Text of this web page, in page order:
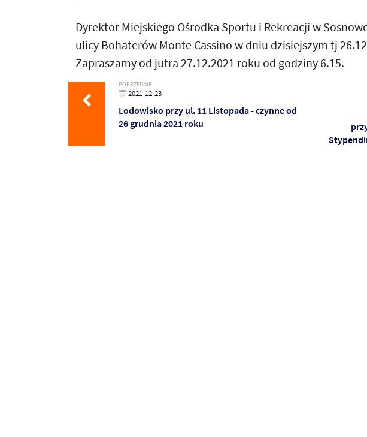
Dyrektor Miejskiego Ośrodka Sportu i Rekreacji w
ulicy Bohaterów Monte Cassino w dniu dzisiejszym tj
Zapraszamy od jutra 27.12.2021 roku od godziny 6.15.
POPRZEDNIE
2021-12-23
Lodowisko przy ul. 11 Listopada - czynne od
26 grudnia 2021 roku